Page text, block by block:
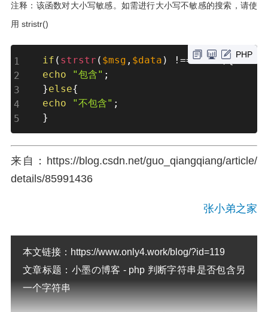
注释：该函数对大小写敏感。如需进行大小写不敏感的搜索，请使
用 stristr()
PHP
if ( strstr ( $msg , $data ) !== false){
echo
"包含" ;
}else{
echo
"不包含" ;
}
来自：https://blog.csdn.net/guo_qiangqiang/article/
details/85991436
张小弟之家
本文链接： https://www.only4.work/blog/?id=119
文章标题： 小墨の博客 - php 判断字符串是否包含另
一个字符串